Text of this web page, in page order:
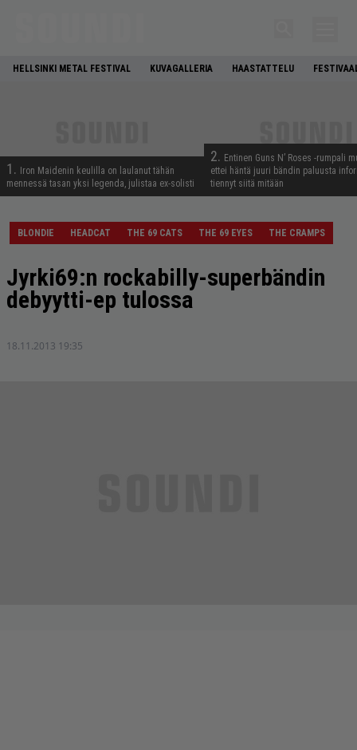
HELLSINKI METAL FESTIVAL KUVAGALLERIA HAASTATTELU
1.
Iron Maidenin keulilla on laulanut tähän
mennessä tasan yksi legenda, julistaa ex-solisti
2. Entinen Guns N’ Roses -rumpali
ettei häntä juuri bändin paluusta
tiennyt siitä mitään
BLONDIE HEADCAT THE 69 CATS THE 69 EYES THE CRAMPS
Jyrki69:n rockabilly-superbändin
debyytti-ep tulossa
18.11.2013 19:35